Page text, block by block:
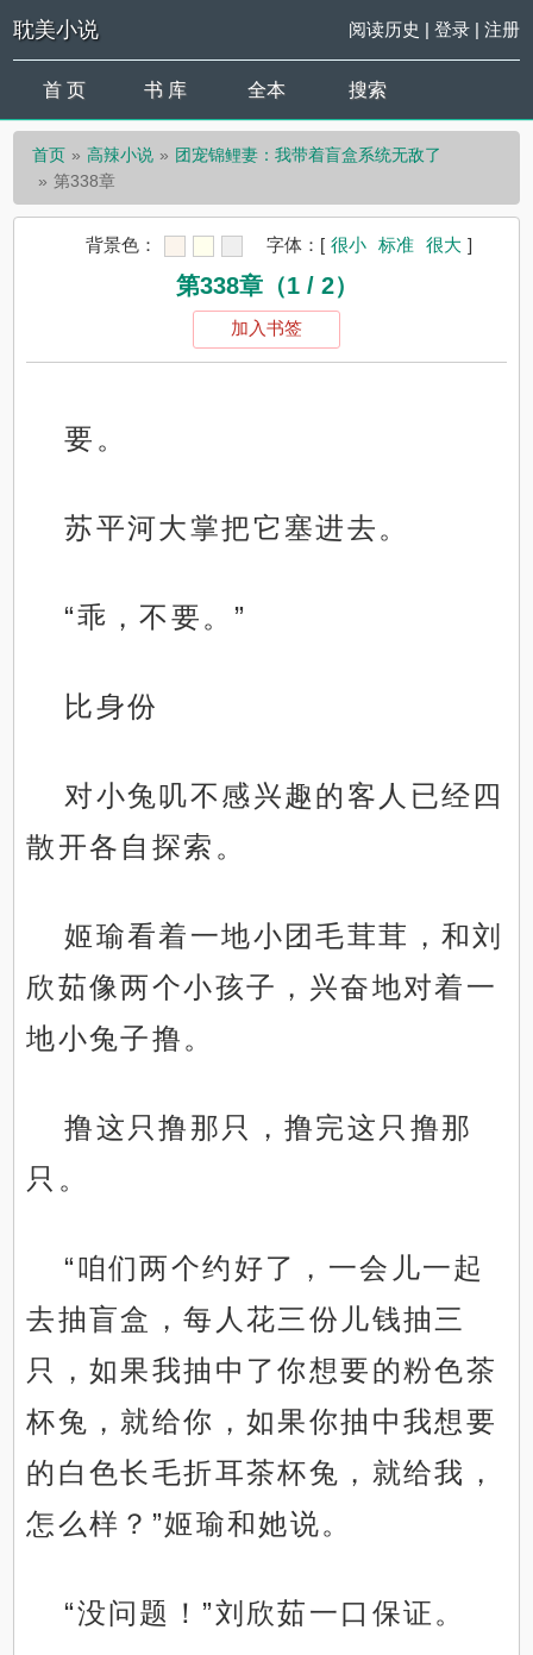
耽美小说 阅读历史 | 登录| 注册
首 页 书 库 全本 搜索
首页 高辣小说
团宠锦鲤妻：我带着盲盒系统无敌了
第338章
背景色： 字体： [ 很小 标准 很大 ]
第338章（1 / 2）
加入书签
要。
苏平河大掌把它塞进去。
“乖，不要。”
比身份
对小兔叽不感兴趣的客人已经四
散开各自探索。
姬瑜看着一地小团毛茸茸，和刘
欣茹像两个小孩子，兴奋地对着一
地小兔子撸。
撸这只撸那只，撸完这只撸那
只。
“咱们两个约好了，一会儿一起
去抽盲盒，每人花三份儿钱抽三
只，如果我抽中了你想要的粉色茶
杯兔，就给你，如果你抽中我想要
的白色长毛折耳茶杯兔，就给我，
怎么样？”姬瑜和她说。
“没问题！”刘欣茹一口保证。